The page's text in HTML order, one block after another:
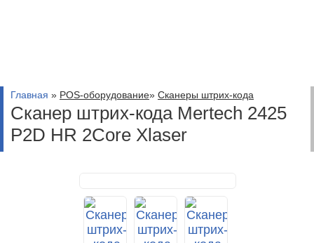
Главная » POS-оборудование» Сканеры штрих-кода
Сканер штрих-кода Mertech 2425
P2D HR 2Core Xlaser